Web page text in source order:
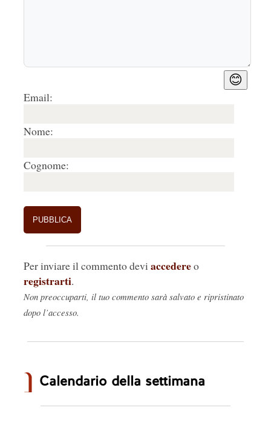
😊
Email:
Nome:
Cognome:
Per inviare il commento devi accedereo
registrarti.
Non preoccuparti, il tuo commento sarà salvato e ripristinato
dopo l’accesso.
Calendario della settimana